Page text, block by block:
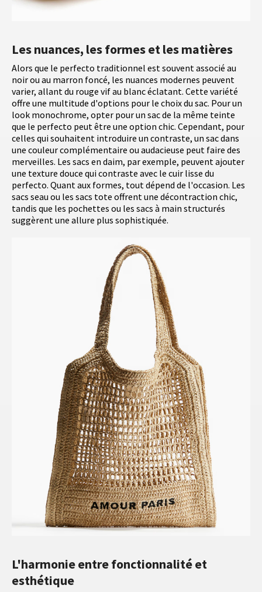
Les nuances, les formes et les matières
Alors que le perfecto traditionnel est souvent associé au
noir ou au marron foncé, les nuances modernes peuvent
varier, allant du rouge vif au blanc éclatant. Cette variété
offre une multitude d'options pour le choix du sac. Pour un
look monochrome, opter pour un sac de la même teinte
que le perfecto peut être une option chic. Cependant, pour
celles qui souhaitent introduire un contraste, un sac dans
une couleur complémentaire ou audacieuse peut faire des
merveilles. Les sacs en daim, par exemple, peuvent ajouter
une texture douce qui contraste avec le cuir lisse du
perfecto. Quant aux formes, tout dépend de l'occasion. Les
sacs seau ou les sacs tote offrent une décontraction chic,
tandis que les pochettes ou les sacs à main structurés
suggèrent une allure plus sophistiquée.
L'harmonie entre fonctionnalité et
esthétique